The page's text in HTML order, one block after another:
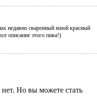
недавно сваренный мной красный
описание этого пива!)
Но вы можете стать